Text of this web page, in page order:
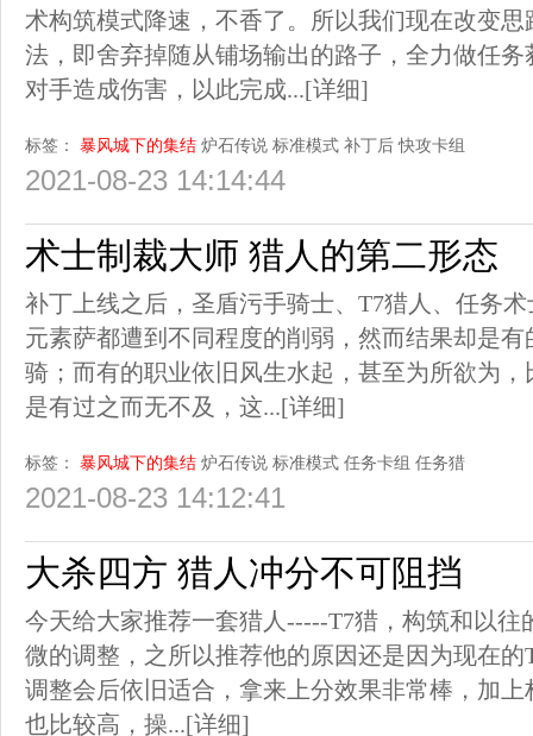
术构筑模式降速，不香了。所以我们现在改变
法，即舍弃掉随从铺场输出的路子，全力做任
对手造成伤害，以此完成...[详细]
标签： 暴风城下的集结 炉石传说 标准模式 补丁后 快攻卡组
2021-08-23 14:14:44
术士制裁大师 猎人的第二形态
补丁上线之后，圣盾污手骑士、T7猎人、任务
元素萨都遭到不同程度的削弱，然而结果却是
骑；而有的职业依旧风生水起，甚至为所欲为
是有过之而无不及，这...[详细]
标签： 暴风城下的集结 炉石传说 标准模式 任务卡组 任务猎
2021-08-23 14:12:41
大杀四方 猎人冲分不可阻挡
今天给大家推荐一套猎人-----T7猎，构筑和以往
微的调整，之所以推荐他的原因还是因为现在
调整会后依旧适合，拿来上分效果非常棒，加
也比较高，操...[详细]